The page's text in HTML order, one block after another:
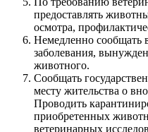
предоставлять
осмотра,
Немедленно сообщать
заболевания,
животного.
Сообщать
месту жительства о
Проводить
приобретенных
ветеринарных